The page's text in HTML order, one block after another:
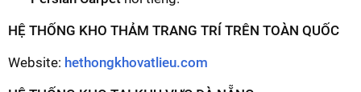
HỆ THỐNG KHO THẢM TRANG TRÍ TRÊN TOÀN QUỐC
Website: hethongkhovatlieu.com